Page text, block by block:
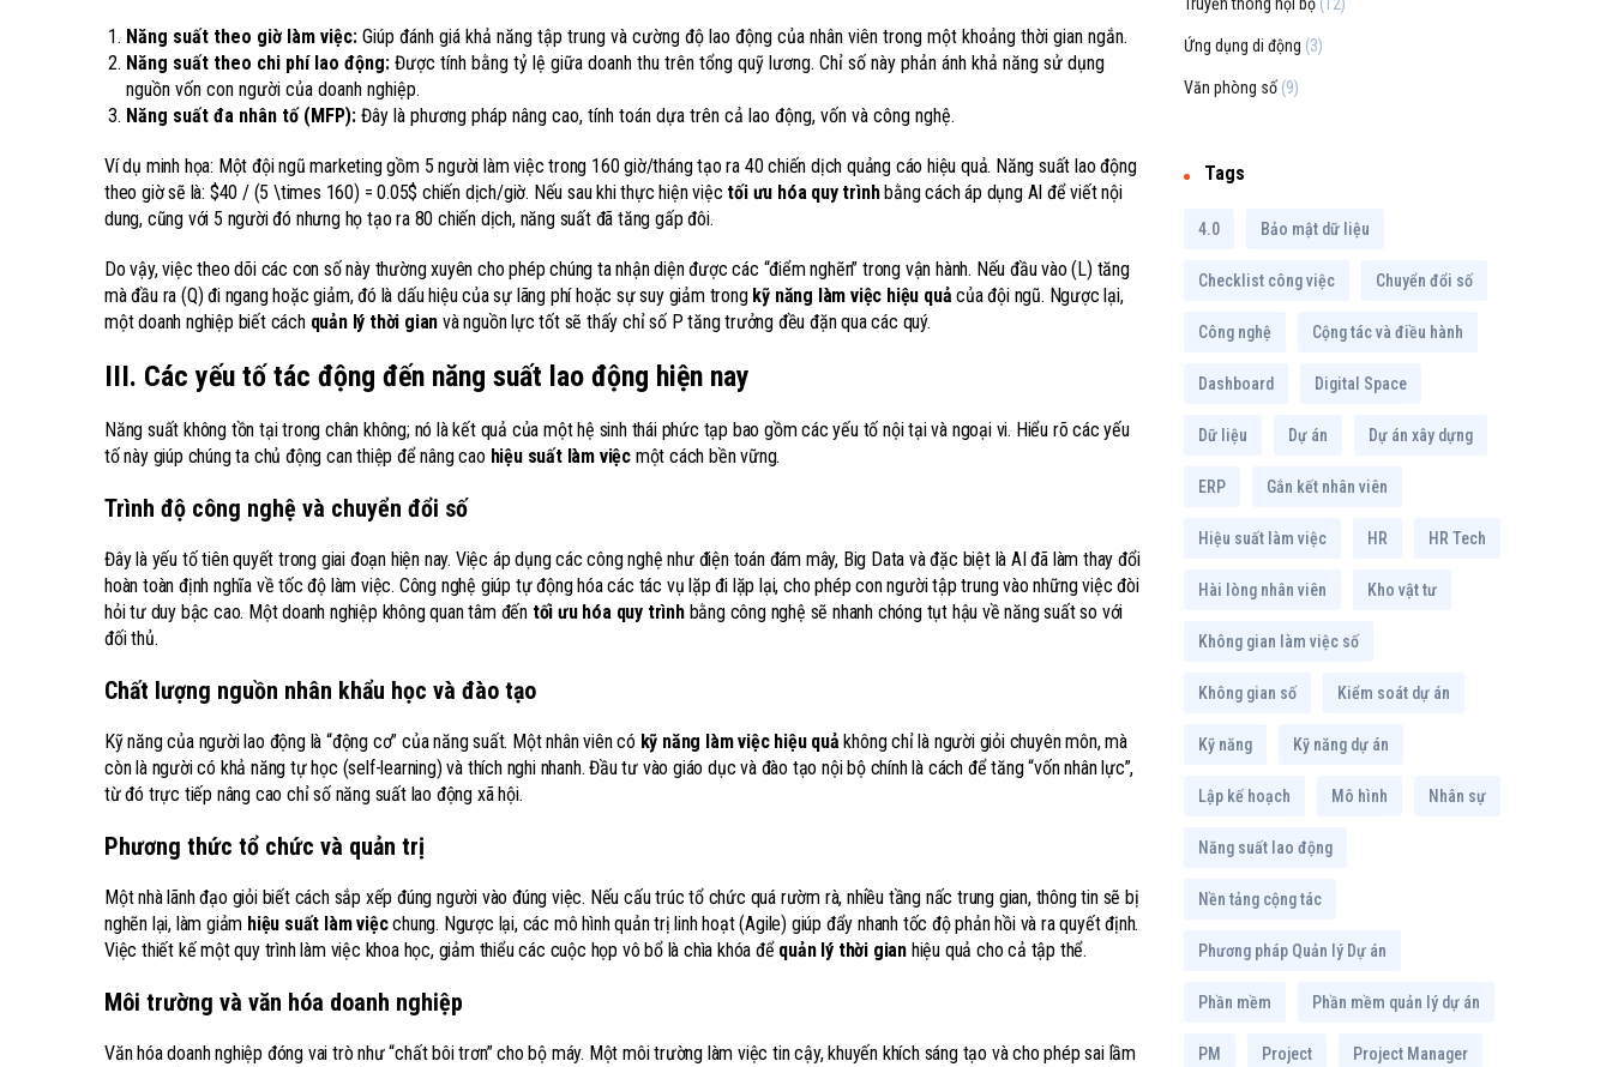
Năng suất theo giờ làm việc: Giúp đánh giá khả năng tập trung và cường độ lao động của nhân viên trong một khoảng thời gian ngắn.
Năng suất theo chi phí lao động: Được tính bằng tỷ lệ giữa doanh thu trên tổng quỹ lương. Chỉ số này phản ánh khả năng sử dụng
nguồn vốn con người của doanh nghiệp.
Năng suất đa nhân tố (MFP): Đây là phương pháp nâng cao, tính toán dựa trên cả lao động, vốn và công nghệ.
Ví dụ minh họa: Một đội ngũ marketing gồm 5 người làm việc trong 160 giờ/tháng tạo ra 40 chiến dịch quảng cáo hiệu quả. Năng suất lao động
theo giờ sẽ là: $40 / (5 \times 160) = 0.05$ chiến dịch/giờ. Nếu sau khi thực hiện việc tối ưu hóa quy trìnhbằng cách áp dụng AI để viết nội
dung, cũng với 5 người đó nhưng họ tạo ra 80 chiến dịch, năng suất đã tăng gấp đôi.
Do vậy, việc theo dõi các con số này thường xuyên cho phép chúng ta nhận diện được các “điểm nghẽn” trong vận hành. Nếu đầu vào (L) tăng
mà đầu ra (Q) đi ngang hoặc giảm, đó là dấu hiệu của sự lãng phí hoặc sự suy giảm trong kỹ năng làm việc hiệu quả của đội ngũ. Ngược lại,
một doanh nghiệp biết cách quản lý thời gian và nguồn lực tốt sẽ thấy chỉ số P tăng trưởng đều đặn qua các quý.
III. Các yếu tố tác động đến năng suất lao động hiện nay
Năng suất không tồn tại trong chân không; nó là kết quả của một hệ sinh thái phức tạp bao gồm các yếu tố nội tại và ngoại vi. Hiểu rõ các yếu
tố này giúp chúng ta chủ động can thiệp để nâng cao hiệu suất làm việc một cách bền vững.
Trình độ công nghệ và chuyển đổi số
Đây là yếu tố tiên quyết trong giai đoạn hiện nay. Việc áp dụng các công nghệ như điện toán đám mây, Big Data và đặc biệt là AI đã làm thay đổi
hoàn toàn định nghĩa về tốc độ làm việc. Công nghệ giúp tự động hóa các tác vụ lặp đi lặp lại, cho phép con người tập trung vào những việc đòi
hỏi tư duy bậc cao. Một doanh nghiệp không quan tâm đến tối ưu hóa quy trìnhbằng công nghệ sẽ nhanh chóng tụt hậu về năng suất so với
đối thủ.
Chất lượng nguồn nhân khẩu học và đào tạo
Kỹ năng của người lao động là “động cơ” của năng suất. Một nhân viên có kỹ năng làm việc hiệu quả không chỉ là người giỏi chuyên môn, mà
còn là người có khả năng tự học (self-learning) và thích nghi nhanh. Đầu tư vào giáo dục và đào tạo nội bộ chính là cách để tăng “vốn nhân lực”,
từ đó trực tiếp nâng cao chỉ số năng suất lao động xã hội.
Phương thức tổ chức và quản trị
Một nhà lãnh đạo giỏi biết cách sắp xếp đúng người vào đúng việc. Nếu cấu trúc tổ chức quá rườm rà, nhiều tầng nấc trung gian, thông tin sẽ bị
nghẽn lại, làm giảm hiệu suất làm việcchung. Ngược lại, các mô hình quản trị linh hoạt (Agile) giúp đẩy nhanh tốc độ phản hồi và ra quyết định.
Việc thiết kế một quy trình làm việc khoa học, giảm thiểu các cuộc họp vô bổ là chìa khóa để quản lý thời gian hiệu quả cho cả tập thể.
Môi trường và văn hóa doanh nghiệp
Văn hóa doanh nghiệp đóng vai trò như “chất bôi trơn” cho bộ máy. Một môi trường làm việc tin cậy, khuyến khích sáng tạo và cho phép sai lầm
Ứng dụng di động (3)
Văn phòng số (9)
Tags
4.0 Bảo mật dữ liệu
Checklist công việc Chuyển đổi số
Công nghệ Cộng tác và điều hành
Dashboard Digital Space
Dữ liệu Dự án Dự án xây dựng
ERP Gắn kết nhân viên
Hiệu suất làm việc HR HR Tech
Hài lòng nhân viên Kho vật tư
Không gian làm việc số
Không gian số Kiểm soát dự án
Kỹ năng Kỹ năng dự án
Lập kế hoạch Mô hình Nhân sự
Năng suất lao động
Nền tảng cộng tác
Phương pháp Quản lý Dự án
Phần mềm Phần mềm quản lý dự án
PM Project Project Manager